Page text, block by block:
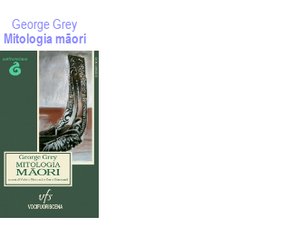
George Grey
Mitologia māori